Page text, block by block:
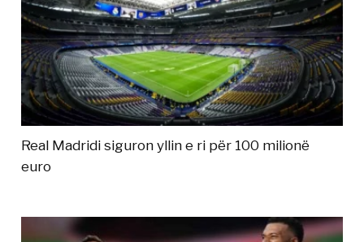
Real Madridi siguron yllin e ri për 100 milionë
euro